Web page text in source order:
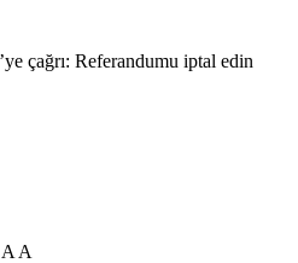
çağrı: Referandumu iptal edin
A A